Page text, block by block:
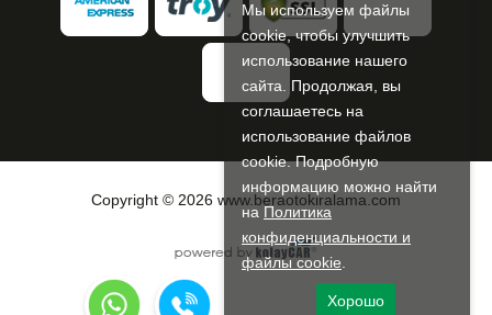
Мы используем файлы
cookie, чтобы улучшить
использование нашего
сайта. Продолжая, вы
соглашаетесь на
использование файлов
cookie. Подробную
информацию можно найти
на Политика
конфиденциальности и
файлы cookie
Хорошо
Copyright © 2026 www.beraotokiralama.com